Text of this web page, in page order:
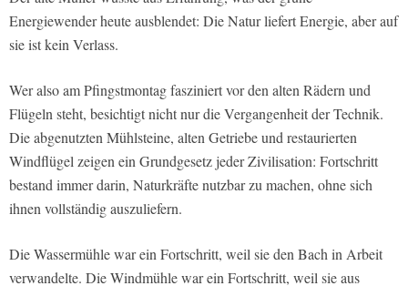
Energiewender heute ausblendet: Die Natur liefert Energie, aber auf
sie ist kein Verlass.
Wer also am Pfingstmontag fasziniert vor den alten Rädern und
Flügeln steht, besichtigt nicht nur die Vergangenheit der Technik.
Die abgenutzten Mühlsteine, alten Getriebe und restaurierten
Windflügel zeigen ein Grundgesetz jeder Zivilisation: Fortschritt
bestand immer darin, Naturkräfte nutzbar zu machen, ohne sich
ihnen vollständig auszuliefern.
Die Wassermühle war ein Fortschritt, weil sie den Bach in Arbeit
verwandelte. Die Windmühle war ein Fortschritt, weil sie aus